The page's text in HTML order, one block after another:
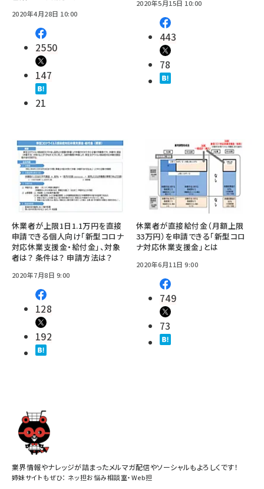
2020年4月28日 10:00
2550
147
21
2020年5月15日 10:00
443
78
休業者が上限1日1.1万円を直接
申請できる個人向け「新型コロナ
対応休業支援金・給付金」、対象
者は？ 条件は？ 申請方法は？
2020年7月8日 9:00
128
192
休業者が直接給付金（月額上限
33万円）を申請できる「新型コロ
ナ対応休業支援金」とは
2020年6月11日 9:00
749
73
業界情報やナレッジが詰まったメルマガ配信やソーシャルもよろしくです！
姉妹サイトもぜひ： ネッ担お悩み相談室・Web担